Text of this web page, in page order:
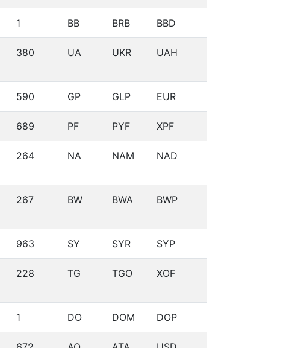
1 BB BRB BBD
380 UA UKR UAH
590 GP GLP EUR
689 PF PYF XPF
264 NA NAM NAD
267 BW BWA BWP
963 SY SYR SYP
228 TG TGO XOF
1 DO DOM DOP